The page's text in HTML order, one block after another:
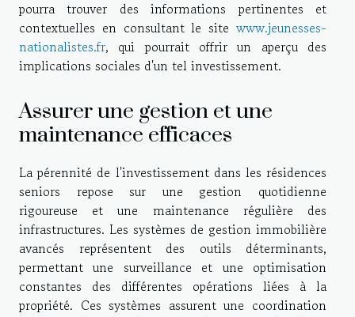
pourra trouver des informations pertinentes et
contextuelles en consultant le site www.jeunesses-
nationalistes.fr, qui pourrait offrir un aperçu des
implications sociales d'un tel investissement.
Assurer une gestion et une
maintenance efficaces
La pérennité de l'investissement dans les résidences
seniors repose sur une gestion quotidienne
rigoureuse et une maintenance régulière des
infrastructures. Les systèmes de gestion immobilière
avancés représentent des outils déterminants,
permettant une surveillance et une optimisation
constantes des différentes opérations liées à la
propriété. Ces systèmes assurent une coordination